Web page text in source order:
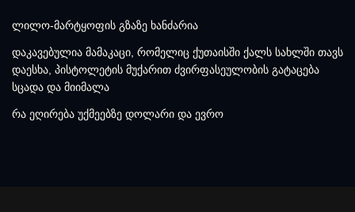
ლილო-მარტყოფის გზაზე ხანძარია
დაკავებულია მამაკაცი, რომელიც ქუთაისში ქალს სახლში თავს
დაესხა, პისტოლეტის მუქარით ძვირფასეულობის გატაცება
სცადა და მიიმალა
რა ეღირება უქმეებზე დოლარი და ევრო